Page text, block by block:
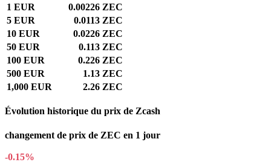
1 EUR
0.00226 ZEC
5 EUR
0.0113 ZEC
10 EUR
0.0226 ZEC
50 EUR
0.113 ZEC
100 EUR
0.226 ZEC
500 EUR
1.13 ZEC
1,000 EUR
2.26 ZEC
Évolution historique du prix de Zcash
changement de prix de ZEC en 1 jour
-0.15%